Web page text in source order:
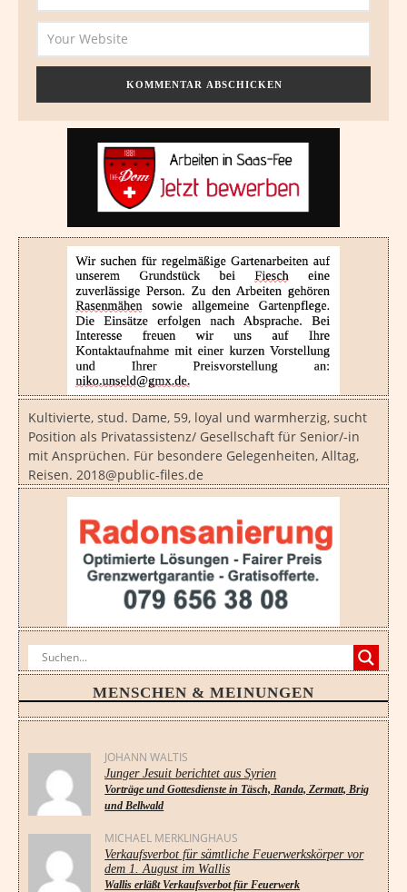
Kultivierte, stud. Dame, 59, loyal und warmherzig, sucht
Position als Privatassistenz/ Gesellschaft für Senior/-in
mit Ansprüchen. Für besondere Gelegenheiten, Alltag,
Reisen. 2018@public-files.de
MENSCHEN & MEINUNGEN
JOHANN WALTIS
Junger Jesuit berichtet aus Syrien
Vorträge und Gottesdienste in Täsch, Randa, Zermatt, Brig
und Bellwald
MICHAEL MERKLINGHAUS
Verkaufsverbot für sämtliche Feuerwerkskörper vor
dem 1. August im Wallis
Wallis erläßt Verkaufsverbot für Feuerwerk